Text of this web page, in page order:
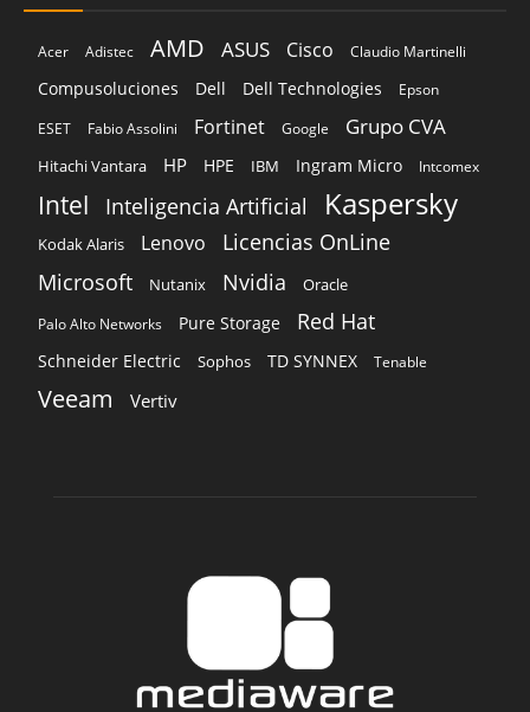
Acer Adistec AMD ASUS Cisco Claudio Martinelli
Compusoluciones Dell Dell Technologies
Epson
ESET
Fabio Assolini Fortinet Google Grupo CVA
Hitachi Vantara HP HPE IBM Ingram Micro Intcomex
Intel Inteligencia Artificial Kaspersky
Kodak Alaris Lenovo Licencias OnLine
Microsoft Nutanix Nvidia Oracle
Palo Alto Networks Pure Storage Red Hat
Schneider Electric Sophos TD SYNNEX Tenable
Veeam Vertiv